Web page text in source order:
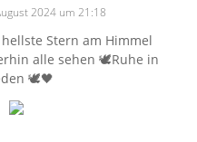
2024 um 21:18
Stern am Himmel
alle sehen 🕊Ruhe in
🕊🖤